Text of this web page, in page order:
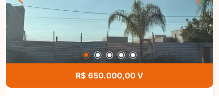
Entre em contato e agende sua visita!
R$ 650.000,00 V